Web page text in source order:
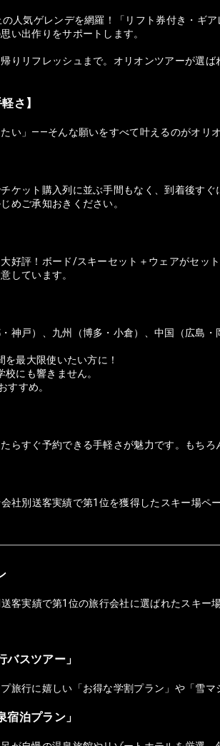
人気ゲレンデを網羅！「リフト券付き・ギ
い出作りをサポートします。
りリフレッシュまで。オリオンツアーが選
さ】
い」——そんな願いをすべて叶えるのがオリ
ケット購入列に並ぶ手間もなく、到着後す
めご承知おきください。
好評！ボード/スキーセット＋ウェアがセッ
しています。
神戸）、九州（博多・小倉）、中国（広島・
最大限使いたい方に！
にも響きません。
すすめ。
すぐ予約できる手軽さが魅力です。もちろ
別送客実績で第1位を獲得したスキー場ペ
実績で第1位の旅行会社に選ばれたスキー
スツアー」
行に嬉しい「お得な学割プラン」や「雪マ
泊プラン」